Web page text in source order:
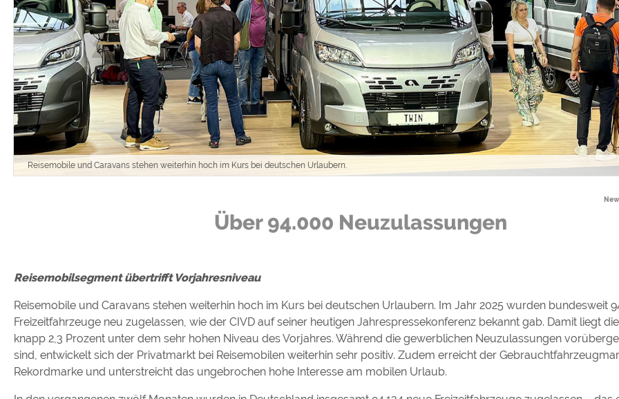
Reisemobile und Caravans stehen weiterhin hoch im Kurs bei deutschen Urlaubern.
Über 94.000 Neuzulassungen
Reisemobilsegment übertrifft Vorjahresniveau
Reisemobile und Caravans stehen weiterhin hoch im Kurs bei deutschen Urlaubern. Im Jahr 2025 wurden bundesweit
Freizeitfahrzeuge neu zugelassen, wie der CIVD auf seiner heutigen Jahrespressekonferenz bekannt gab. Damit liegt
knapp 2,3 Prozent unter dem sehr hohen Niveau des Vorjahres. Während die gewerblichen Neuzulassungen
sind, entwickelt sich der Privatmarkt bei Reisemobilen weiterhin sehr positiv. Zudem erreicht der
Rekordmarke und unterstreicht das ungebrochen hohe Interesse am mobilen Urlaub.
Externe Medien
YouTube (Videos von Campingplätzen)
https://policies.google.com/privacy
Campingplatzvorschau (Vorschau der Internetseiten von
Campingplätzen)
siehe Datenschutzerklärung des
Google Maps (Kartensuche, Anfahrt usw.)
https://policies.google.com/privacy
Google reCAPTCHA (Formulare)
https://policies.google.com/privacy
Statistiken
Google Analytics https://policies.google.com/privacy
Marketing
Google Ads
https://policies.google.com/privacy
Die Cookieeinstellungen können jeder Zeit im Footer über "COOKIES" geändert